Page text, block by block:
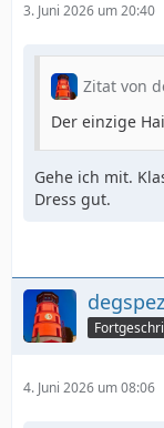
3. Juni 2026 um 20:40
Zitat von
Der einzige
Gehe ich mit.
Dress gut.
4. Juni 2026 um 08:06